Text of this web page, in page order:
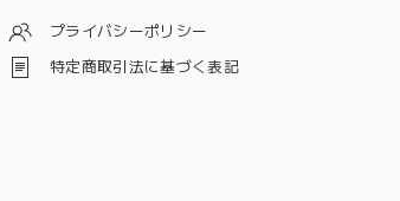
プライバシーポリシー
特定商取引法に基づく表記